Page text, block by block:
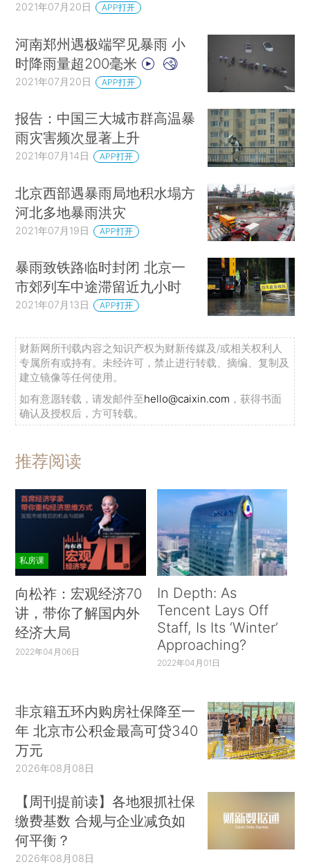
2021年07月20日 APP打开
河南郑州遇极端罕见暴雨 小
时降雨量超200毫米
2021年07月20日 APP打开
报告：中国三大城市群高温暴
雨灾害频次显著上升
2021年07月14日 APP打开
北京西部遇暴雨局地积水塌方
河北多地暴雨洪灾
2021年07月19日 APP打开
暴雨致铁路临时封闭 北京一
市郊列车中途滞留近九小时
2021年07月13日 APP打开
财新网所刊载内容之知识产权为财新传媒及/或相关权利人
专属所有或持有。未经许可，禁止进行转载、摘编、复制及
建立镜像等任何使用。
如有意愿转载，请发邮件至hello@caixin.com ，获得书面
确认及授权后，方可转载。
推荐阅读
私房课
向松祚：宏观经济70
讲，带你了解国内外
经济大局
2022年04月06日
In Depth: As
Tencent Lays Off
Staff, Is Its ‘Winter’
Approaching?
2022年04月01日
非京籍五环内购房社保降至一
年 北京市公积金最高可贷340
万元
2026年08月08日
【周刊提前读】各地狠抓社保
缴费基数 合规与企业减负如
何平衡？
2026年08月08日